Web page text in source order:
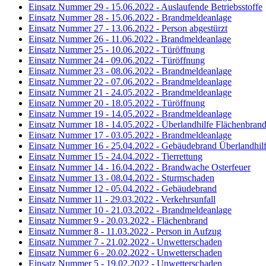
Einsatz Nummer 29 - 15.06.2022 - Auslaufende Betriebsstoffe
Einsatz Nummer 28 - 15.06.2022 - Brandmeldeanlage
Einsatz Nummer 27 - 13.06.2022 - Person abgestürzt
Einsatz Nummer 26 - 11.06.2022 - Brandmeldeanlage
Einsatz Nummer 25 - 10.06.2022 - Türöffnung
Einsatz Nummer 24 - 09.06.2022 - Türöffnung
Einsatz Nummer 23 - 08.06.2022 - Brandmeldeanlage
Einsatz Nummer 22 - 07.06.2022 - Brandmeldeanlage
Einsatz Nummer 21 - 24.05.2022 - Brandmeldeanlage
Einsatz Nummer 20 - 18.05.2022 - Türöffnung
Einsatz Nummer 19 - 14.05.2022 - Brandmeldeanlage
Einsatz Nummer 18 - 14.05.2022 - Überlandhilfe Flächenbrand
Einsatz Nummer 17 - 03.05.2022 - Brandmeldeanlage
Einsatz Nummer 16 - 25.04.2022 - Gebäudebrand
Einsatz Nummer 15 - 24.04.2022 - Tierrettung
Einsatz Nummer 14 - 16.04.2022 - Brandwache Osterfeuer
Einsatz Nummer 13 - 08.04.2022 - Sturmschaden
Einsatz Nummer 12 - 05.04.2022 - Gebäudebrand
Einsatz Nummer 11 - 29.03.2022 - Verkehrsunfall
Einsatz Nummer 10 - 21.03.2022 - Brandmeldeanlage
Einsatz Nummer 9 - 20.03.2022 - Flächenbrand
Einsatz Nummer 8 - 11.03.2022 - Person in Aufzug
Einsatz Nummer 7 - 21.02.2022 - Unwetterschaden
Einsatz Nummer 6 - 20.02.2022 - Unwetterschaden
Einsatz Nummer 5 - 19.02.2022 - Unwetterschaden